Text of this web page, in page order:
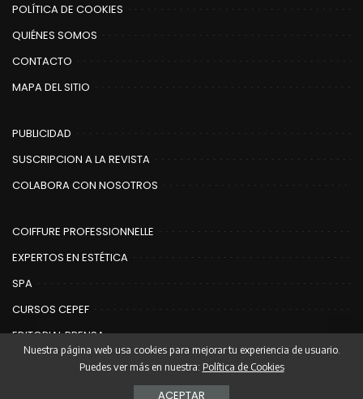
POLÍTICA DE COOKIES
QUIÉNES SOMOS
CONTACTO
MAPA DEL SITIO
PUBLICIDAD
SUSCRIPCION A LA REVISTA
COLABORA CON NOSOTROS
COIFFURE PROFESSIONNELLE
EXPERTOS EN ESTÉTICA
SPA
CURSOS CEPEF
EDITORIAL PRENSA
© Copyright Editorial Prensa | Coiffure
Nuestra página web usa cookies para mejorar tu experiencia de usuario.
Puedes ver más en nuestra: Política de Cookies
ACEPTAR